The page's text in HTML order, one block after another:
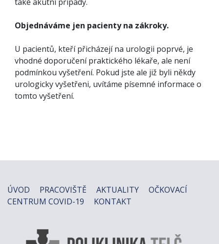
Objednáváme jen pacienty na zákroky.
U pacientů, kteří přicházejí na urologii poprvé, je
vhodné doporučení praktického lékaře, ale není
podmínkou vyšetření. Pokud jste ale již byli někdy
urologicky vyšetřeni, uvítáme písemné informace o
tomto vyšetření.
ÚVOD PRACOVIŠTĚ AKTUALITY
OČKOVACÍ
CENTRUM COVID-19
KONTAKT